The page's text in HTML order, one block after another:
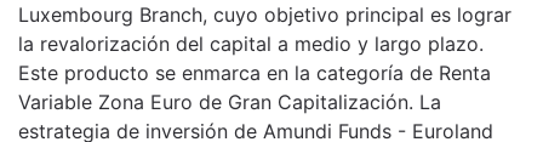
Luxembourg Branch, cuyo objetivo principal es lograr
la revalorización del capital a medio y largo plazo.
Este producto se enmarca en la categoría de Renta
Variable Zona Euro de Gran Capitalización. La
estrategia de inversión de Amundi Funds - Euroland